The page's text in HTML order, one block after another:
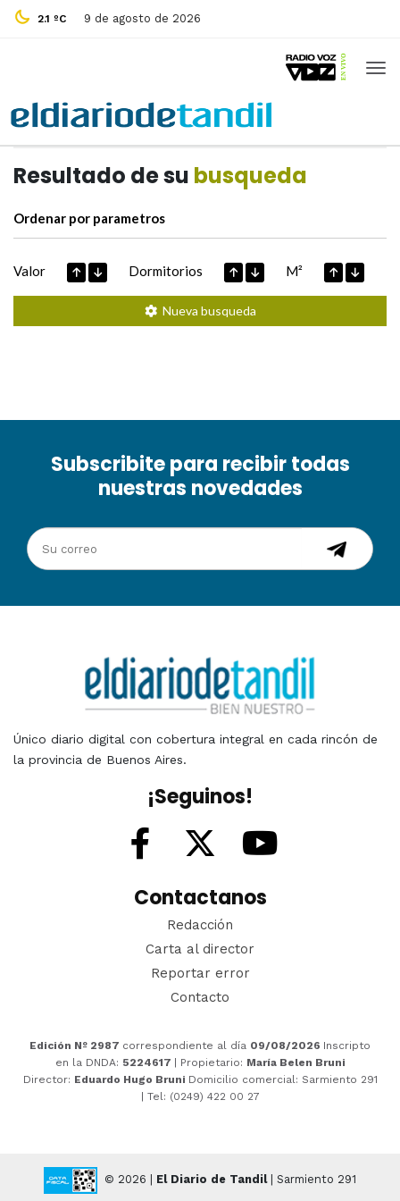
2.1 ºC 9 de agosto de 2026
Resultado de su busqueda
Ordenar por parametros
Valor Dormitorios M²
Nueva busqueda
Subscribite para recibir todas
nuestras novedades
Único diario digital con cobertura integral en cada rincón de
la provincia de Buenos Aires.
¡Seguinos!
Contactanos
Redacción
Carta al director
Reportar error
Contacto
Edición Nº 2987 correspondiente al día 09/08/2026 Inscripto
en la DNDA: 5224617 | Propietario: María Belen Bruni
Director: Eduardo Hugo Bruni Domicilio comercial: Sarmiento 291
| Tel: (0249) 422 00 27
© 2026 | El Diario de Tandil| Sarmiento 291